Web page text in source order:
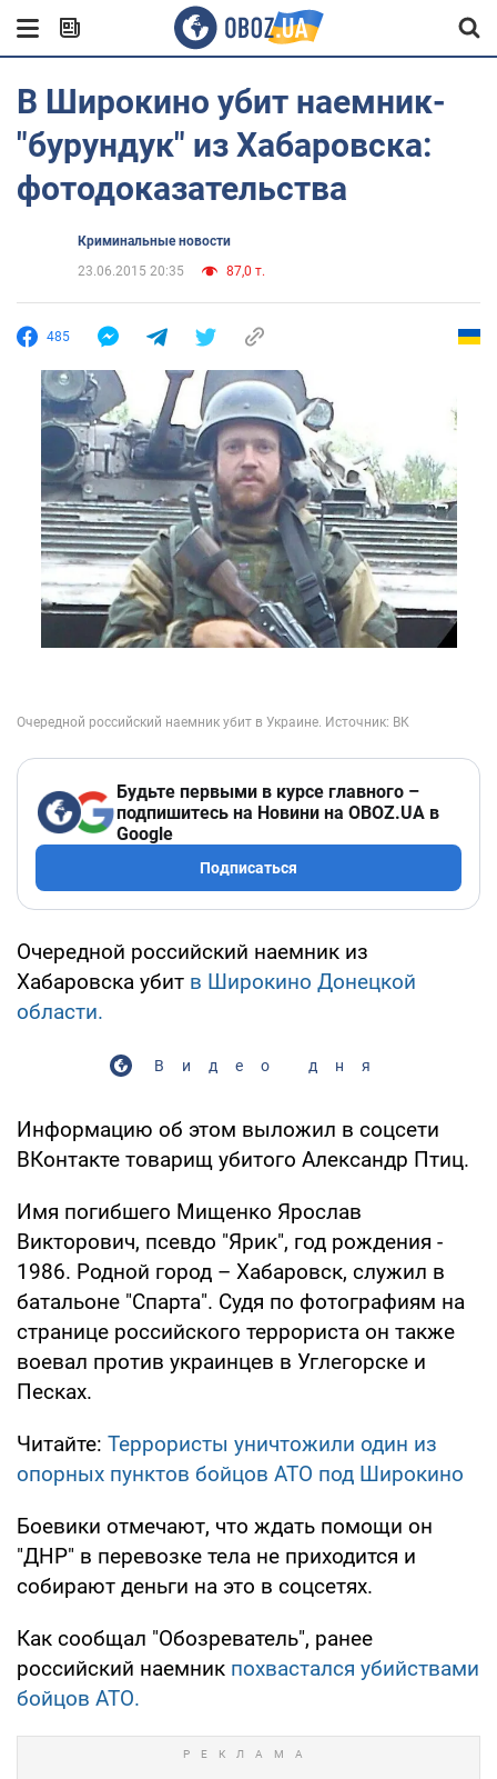
В Широкино убит наемник-
"бурундук" из Хабаровска:
фотодоказательства
Криминальные новости
23.06.2015 20:35
87,0 т.
485
Будьте первыми в курсе главного –
подпишитесь на Новини на OBOZ.UA в
Google
Подписаться
Очередной российский наемник из
Хабаровска убит в Широкино Донецкой
области.
Видео дня
Информацию об этом выложил в соцсети
ВКонтакте товарищ убитого Александр Птиц.
Имя погибшего Мищенко Ярослав
Викторович, псевдо "Ярик", год рождения -
1986. Родной город – Хабаровск, служил в
батальоне "Спарта". Судя по фотографиям на
странице российского террориста он также
воевал против украинцев в Углегорске и
Песках.
Читайте: Террористы уничтожили один из
опорных пунктов бойцов АТО под Широкино
Боевики отмечают, что ждать помощи он
"ДНР" в перевозке тела не приходится и
собирают деньги на это в соцсетях.
Как сообщал "Обозреватель", ранее
российский наемник похвастался убийствами
бойцов АТО.